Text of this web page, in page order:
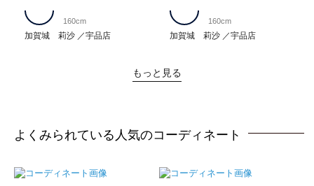
加賀城 莉沙 宇品店
160cm
加賀城 莉沙 宇品店
160cm
もっと見る
よくみられている人気のコーディネート